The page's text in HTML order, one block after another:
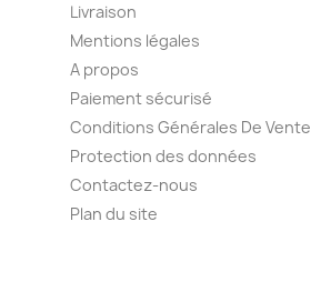
Livraison
Mentions légales
A propos
Paiement sécurisé
Conditions Générales De Vente
Protection des données
Contactez-nous
Plan du site